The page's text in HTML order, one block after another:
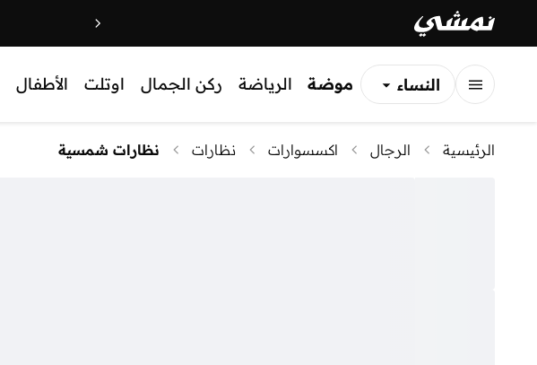
النساء
الأطفال
موضة الرياضة ركن الجمال اوتلت الأطفال
الرئيسية الرجال اكسسوارات نظارات نظارات شمسية